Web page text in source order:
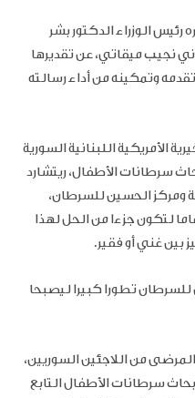
الوزراء الدكتور بشر
نجيب ميقاتي، عن تقديرها
وتمكينه من أداء رسالته
الأمريكية اللبنانية السورية
سرطانات الأطفال، ريتشارد
ومركز الحسين للسرطان،
لتكون جزءا من الحل لهذا
بين غني أو فقير.
تطورا كبيرا ليصبحا
من اللاجئين السوريين،
سرطانات الأطفال التابع